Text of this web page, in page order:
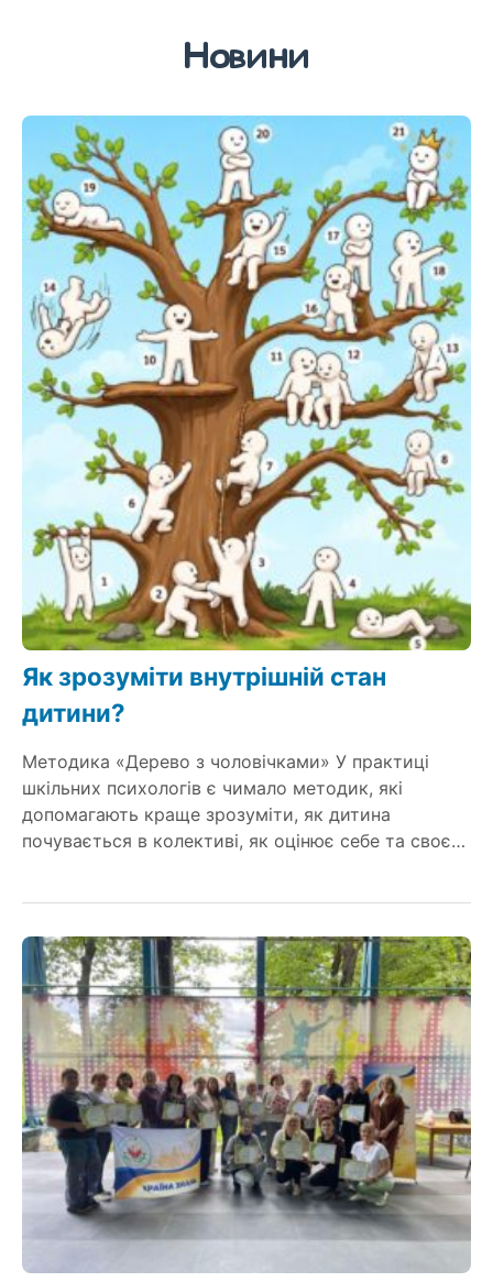
Новини
Як зрозуміти внутрішній стан
дитини?
Методика «Дерево з чоловічками» У практиці
шкільних психологів є чимало методик, які
допомагають краще зрозуміти, як дитина
почувається в колективі, як оцінює себе та своє…